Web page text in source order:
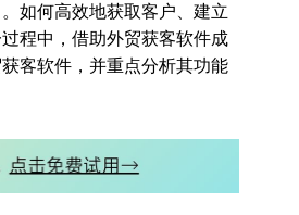
如何高效地获取客户、建立
程中，借助外贸获客软件成
客软件，并重点分析其功能